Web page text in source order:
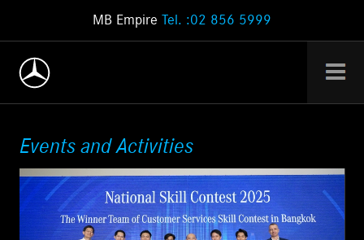
MB Empire Tel. :02 856 5999
Events and Activities